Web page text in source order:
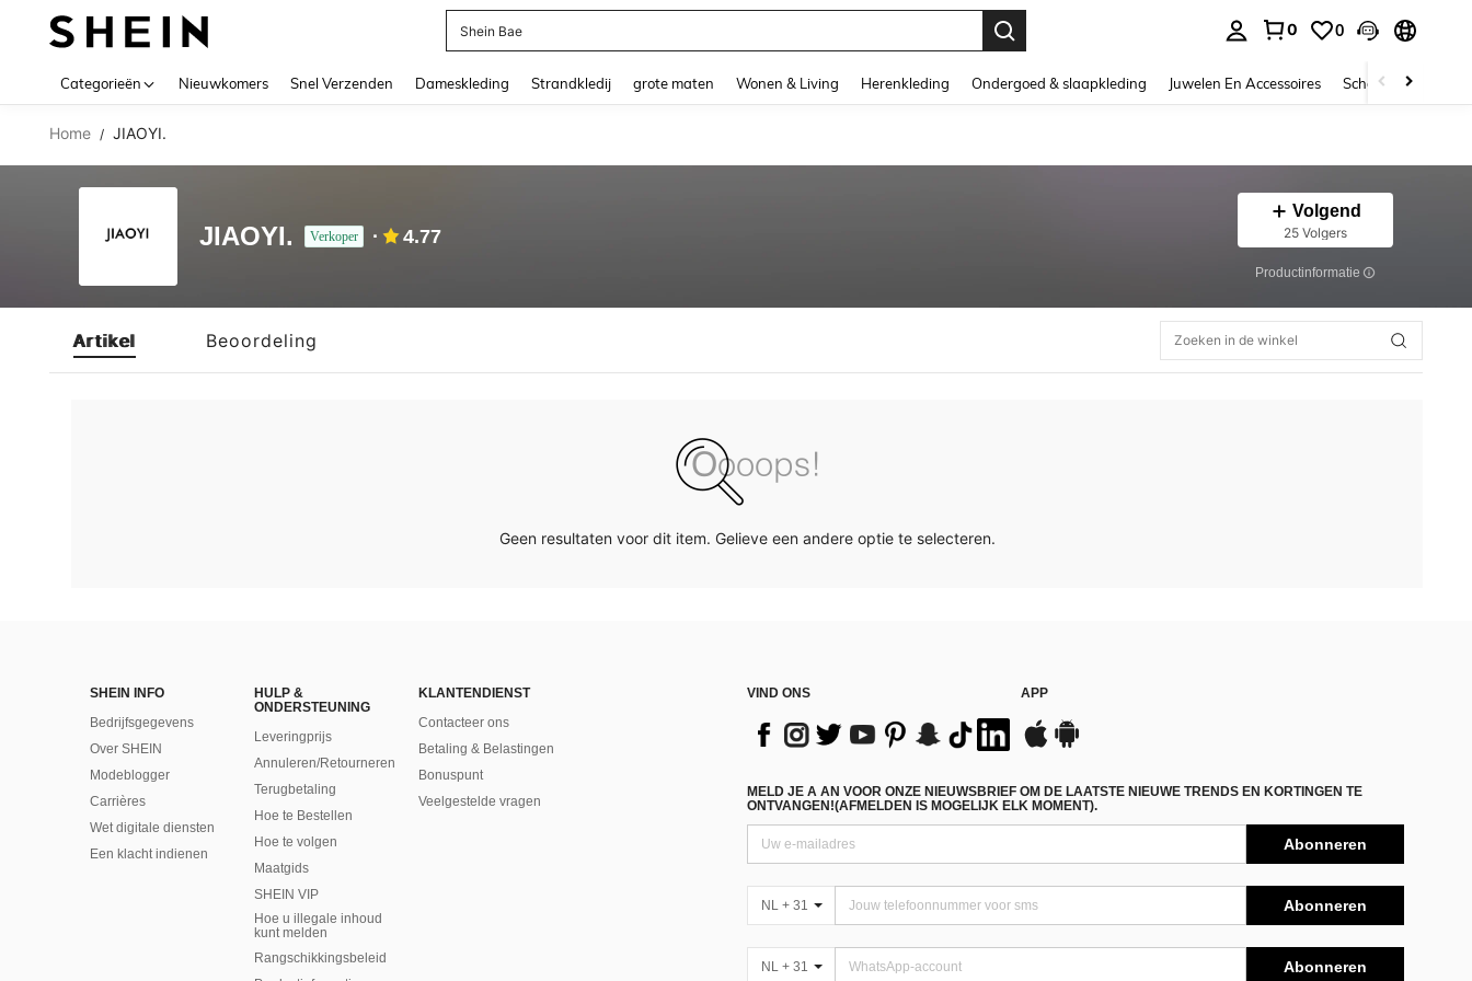
Shein Bae
0 0
Categorieën Nieuwkomers Snel Verzenden Dameskleding Strandkledij grote maten Wonen & Living Herenkleding Ondergoed & slaapkleding Juwelen En Accessoires Schoonheid &
Home / JIAOYI.
JIAOYI. Verkoper 4.77
Volgend
25 Volgers
Productinformatie
Artikel Beoordeling
Geen resultaten voor dit item. Gelieve een andere optie te selecteren.
SHEIN INFO
Bedrijfsgegevens
Over SHEIN
Modeblogger
Carrières
Wet digitale diensten
Een klacht indienen
HULP &
ONDERSTEUNING
Leveringprijs
Annuleren/Retourneren
Terugbetaling
Hoe te Bestellen
Hoe te volgen
Maatgids
SHEIN VIP
Hoe u illegale inhoud
kunt melden
Rangschikkingsbeleid
KLANTENDIENST
Contacteer ons
Betaling & Belastingen
Bonuspunt
Veelgestelde vragen
VIND ONS APP
MELD JE A AN VOOR ONZE NIEUWSBRIEF OM DE LAATSTE NIEUWE TRENDS EN KORTINGEN TE
ONTVANGEN!(AFMELDEN IS MOGELIJK ELK MOMENT).
Abonneren
NL + 31 Abonneren
NL + 31 Abonneren